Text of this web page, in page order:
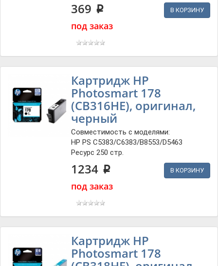
369 p
под заказ
В КОРЗИНУ
Картридж HP
Photosmart 178
(CB316HE), оригинал,
черный
Совместимость с моделями:
HP PS C5383/C6383/B8553/D5463
Ресурс 250 стр.
1234 p
под заказ
В КОРЗИНУ
Картридж HP
Photosmart 178